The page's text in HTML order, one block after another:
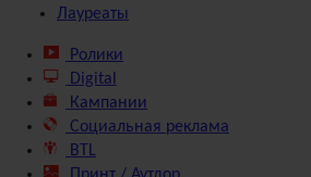
Лауреаты
Ролики
Digital
Кампании
Социальная реклама
BTL